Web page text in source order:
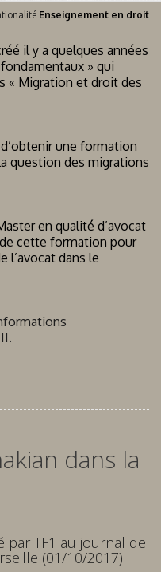
Enseignement en droit
il y a quelques années
» qui
« Migration et droit des
une formation
question des migrations
en qualité d’avocat
cette formation pour
l’avocat dans le
dans la
par TF1 au journal de
(01/10/2017)